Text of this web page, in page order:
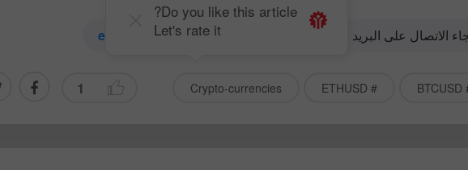
على البريد الإلكتروني editorial-board@instaforex.com
#
# ETHUSD
Crypto-currencies
1
Do you like this article?
Let's rate it